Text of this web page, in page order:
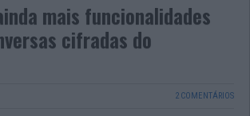
mais funcionalidades
cifradas do
2 COMENTÁRIOS